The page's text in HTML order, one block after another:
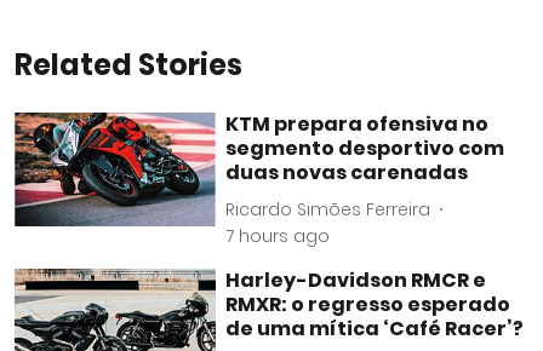
Related Stories
KTM prepara ofensiva no
segmento desportivo com
duas novas carenadas
Ricardo Simões Ferreira
7 hours ago
Harley-Davidson RMCR e
RMXR: o regresso esperado
de uma mítica ‘Café Racer’?